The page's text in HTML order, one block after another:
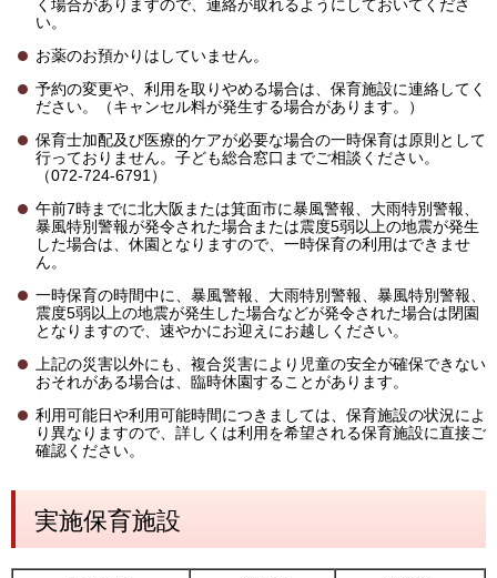
く場合がありますので、連絡が取れるようにしておいてくださ
い。
お薬のお預かりはしていません。
予約の変更や、利用を取りやめる場合は、保育施設に連絡してく
ださい。（キャンセル料が発生する場合があります。）
保育士加配及び医療的ケアが必要な場合の一時保育は原則として
行っておりません。子ども総合窓口までご相談ください。
（072-724-6791）
午前7時までに北大阪または箕面市に暴風警報、大雨特別警報、
暴風特別警報が発令された場合または震度5弱以上の地震が発生
した場合は、休園となりますので、一時保育の利用はできませ
ん。
一時保育の時間中に、暴風警報、大雨特別警報、暴風特別警報、
震度5弱以上の地震が発生した場合などが発令された場合は閉園
となりますので、速やかにお迎えにお越しください。
上記の災害以外にも、複合災害により児童の安全が確保できない
おそれがある場合は、臨時休園することがあります。
利用可能日や利用可能時間につきましては、保育施設の状況によ
り異なりますので、詳しくは利用を希望される保育施設に直接ご
確認ください。
実施保育施設